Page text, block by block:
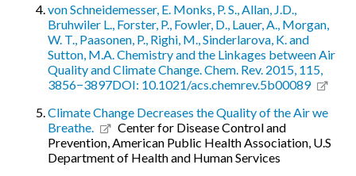
von Schneidemesser, E. Monks, P. S., Allan, J.D.,
Bruhwiler L., Forster, P., Fowler, D., Lauer, A., Morgan,
W. T., Paasonen, P., Righi, M., Sinderlarova, K. and
Sutton, M.A. Chemistry and the Linkages between Air
Quality and Climate Change. Chem. Rev. 2015, 115,
3856−3897DOI: 10.1021/acs.chemrev.5b00089
Climate Change Decreases the Quality of the Air we
Breathe.
Center for Disease Control and
Prevention, American Public Health Association, U.S
Department of Health and Human Services